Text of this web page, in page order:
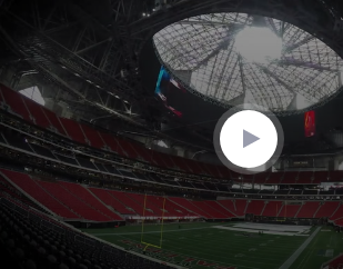
minutes,
59
seconds